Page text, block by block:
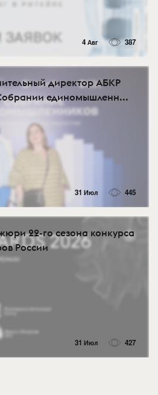
4 Авг 387
директор АБКР
единомышленн...
31 Июл 445
22-го сезона конкурса
России
31 Июл 427